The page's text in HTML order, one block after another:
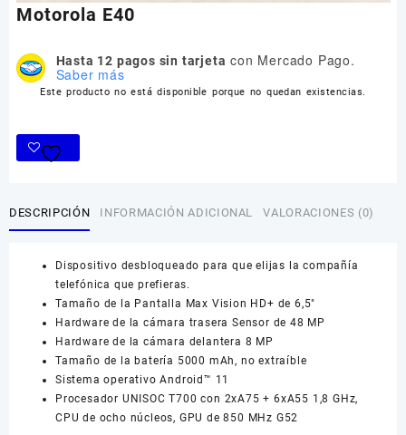
Motorola E40
Hasta 12 pagos sin tarjeta con Mercado Pago.
Saber más
Este producto no está disponible porque no quedan existencias.
DESCRIPCIÓN INFORMACIÓN ADICIONAL VALORACIONES (0)
Dispositivo desbloqueado para que elijas la compañía
telefónica que prefieras.
Tamaño de la Pantalla Max Vision HD+ de 6,5″
Hardware de la cámara trasera Sensor de 48 MP
Hardware de la cámara delantera 8 MP
Tamaño de la batería 5000 mAh, no extraíble
Sistema operativo Android™ 11
Procesador UNISOC T700 con 2xA75 + 6xA55 1,8 GHz,
CPU de ocho núcleos, GPU de 850 MHz G52